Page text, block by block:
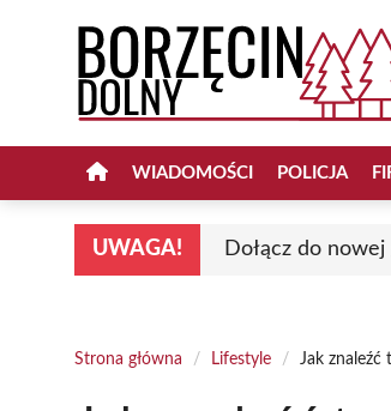
WIADOMOŚCI POLICJA
UWAGA! Dołącz do
Strona główna / Lifestyle / Jak znaleźć